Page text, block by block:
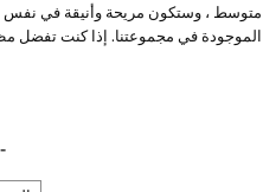
متوسط ، وستكون مريحة وأنيقة في نفس
الموجودة في مجموعتنا. إذا كنت تفضل
-